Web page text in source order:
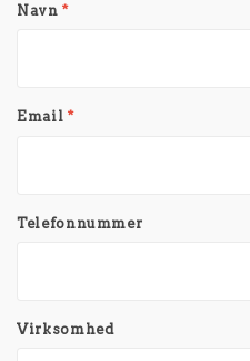
Navn*
Email *
Telefonnummer
Virksomhed